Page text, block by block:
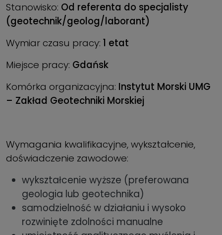
Stanowisko: Od referenta do specjalisty
(geotechnik/geolog/laborant)
Wymiar czasu pracy: 1 etat
Miejsce pracy: Gdańsk
Komórka organizacyjna: Instytut Morski UMG
– Zakład Geotechniki Morskiej
Wymagania kwalifikacyjne, wykształcenie,
doświadczenie zawodowe:
wykształcenie wyższe (preferowana
geologia lub geotechnika)
samodzielność w działaniu i wysoko
rozwinięte zdolności manualne